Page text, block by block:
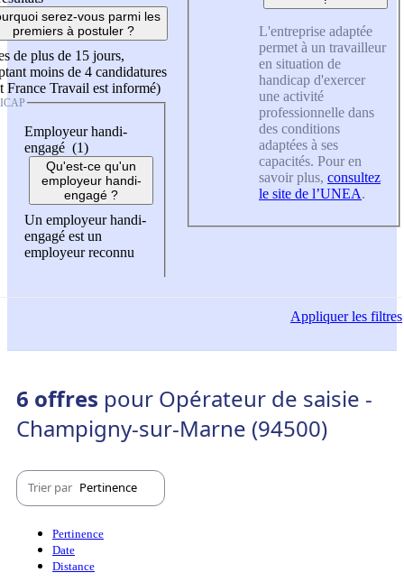
serez-vous parmi les
premiers à postuler ?
de plus de 15 jours,
moins de 4 candidatures
France Travail est informé)
Employeur handi-
engagé (1)
Qu'est-ce qu'un
employeur handi-
engagé ?
Un employeur handi-
engagé est un
employeur reconnu
L'entreprise adaptée
permet à un travailleur
en situation de
handicap d'exercer
une activité
professionnelle dans
des conditions
adaptées à ses
capacités. Pour en
savoir plus, consultez
le site de l’UNEA.
Appliquerles filtres
6 offres pour Opérateur de saisie -
Champigny-sur-Marne (94500)
Trier par Pertinence
Pertinence
Date
Distance